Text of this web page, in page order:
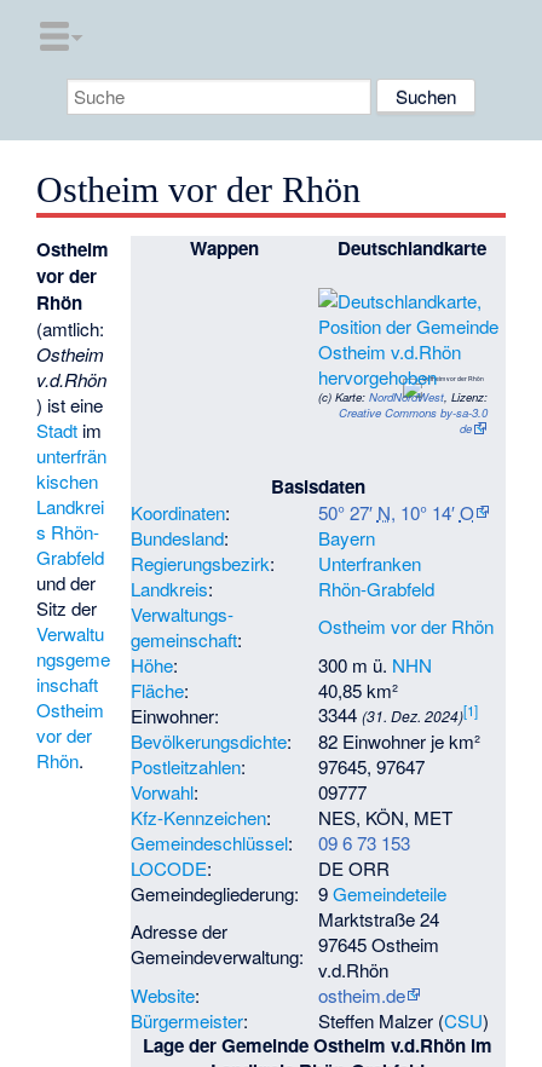
Ostheim vor der Rhön
Wappen Deutschlandkarte
(c) Karte: NordNordWest, Lizenz:
Creative Commons by-sa-3.0
de
Basisdaten
Koordinaten: 50° 27′ N, 10° 14′O
Bundesland:
Bayern
Regierungsbezirk:
Unterfranken
Landkreis:
Rhön-Grabfeld
Verwaltungs­
gemeinschaft:
Ostheim vor der Rhön
Höhe: 300 m ü. NHN
Fläche:
40,85 km²
Einwohner:
3344 (31. Dez. 2024)[1]
Bevölkerungsdichte:
82 Einwohner je km²
Postleitzahlen:
97645, 97647
Vorwahl:
09777
Kfz-Kennzeichen:
NES, KÖN, MET
Gemeindeschlüssel:
09 6 73 153
LOCODE:
DE ORR
Gemeindegliederung:
9Gemeindeteile
Adresse der
Gemeindeverwaltung:
Marktstraße 24
97645 Ostheim
v.d.Rhön
Website:
ostheim.de
Bürgermeister: Steffen Malzer (CSU)
Lage der Gemeinde Ostheim v.d.Rhön im
Ostheim
vor der
Rhön
(amtlich:
Ostheim
v.d.Rhön
) ist eine
Stadt im
unterfrän
kischen
Landkrei
s Rhön-
Grabfeld
und der
Sitz der
Verwaltu
ngsgeme
inschaft
Ostheim
vor der
Rhön.